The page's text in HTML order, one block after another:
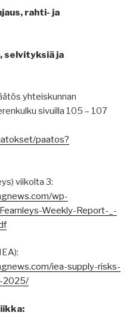
rahti- ja
selvityksiä ja
yhteiskunnan
sivuilla 105 – 107
paatos?
viikolta 3:
wp-
Weekly-Report-_-
iea-supply-risks-
2025/